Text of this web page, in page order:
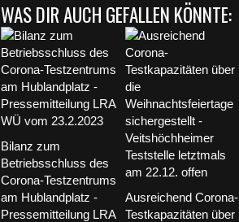
WAS DIR AUCH GEFALLEN KÖNNTE:
Bilanz zum
Betriebsschluss des
Corona-Testzentrums
am Hublandplatz -
Pressemitteilung LRA
Ausreichend Corona-
Testkapazitäten über